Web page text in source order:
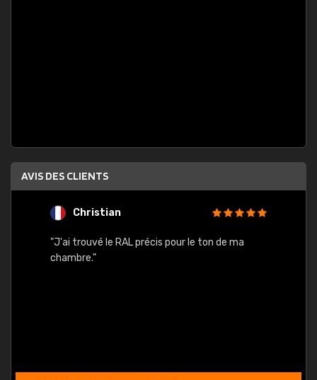
AVIS DES CLIENTS
Christian
"J'ai trouvé le RAL précis pour le ton de ma
chambre."